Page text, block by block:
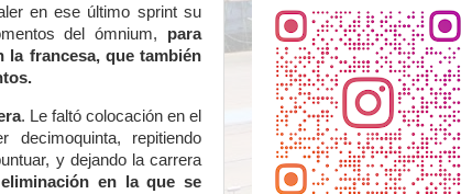
en ese último sprint su
del ómnium, para
la francesa, que también
. Le faltó colocación en el
repitiendo
y dejando la carrera
en la que se